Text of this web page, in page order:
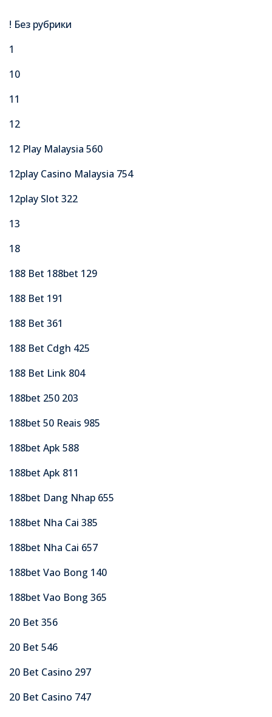
! Без рубрики
1
10
11
12
12 Play Malaysia 560
12play Casino Malaysia 754
12play Slot 322
13
18
188 Bet 188bet 129
188 Bet 191
188 Bet 361
188 Bet Cdgh 425
188 Bet Link 804
188bet 250 203
188bet 50 Reais 985
188bet Apk 588
188bet Apk 811
188bet Dang Nhap 655
188bet Nha Cai 385
188bet Nha Cai 657
188bet Vao Bong 140
188bet Vao Bong 365
20 Bet 356
20 Bet 546
20 Bet Casino 297
20 Bet Casino 747